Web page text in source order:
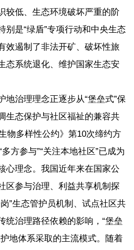
较低、生态环境破坏严重的阶
别是“绿盾”专项行动和中央生态
效遏制了非法开矿、破坏性旅
态系统退化、维护国家生态安
地治理理念正逐步从“堡垒式”保
生态保护与社区福祉的兼容共
物多样性公约》第10次缔约方
方参与”“关注本地社区”已成为
心理念。我国近年来在国家公
区参与治理、利益共享机制探
”生态管护员机制、试点社区共
统治理路径依赖的影响，“堡垒
地体系采取的主流模式。随着